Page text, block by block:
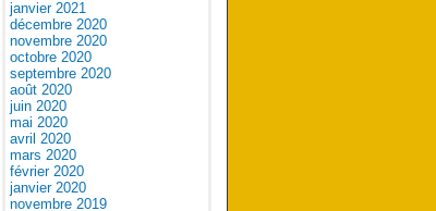
janvier 2021
décembre 2020
novembre 2020
octobre 2020
septembre 2020
août 2020
juin 2020
mai 2020
avril 2020
mars 2020
février 2020
janvier 2020
novembre 2019